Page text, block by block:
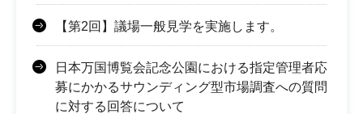
【第2回】議場一般見学を実施します。
日本万国博覧会記念公園における指定管理者応
募にかかるサウンディング型市場調査への質問
に対する回答について